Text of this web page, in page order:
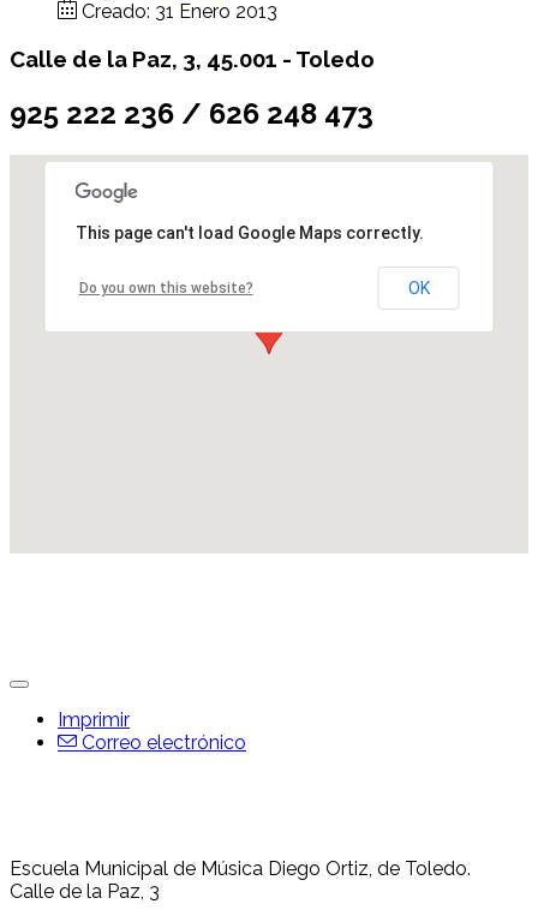
Creado: 31 Enero 2013
Calle de la Paz, 3, 45.001 - Toledo
925 222 236 / 626 248 473
This page can't load Google Maps correctly.
Do you own this website? OK
Imprimir
Correo electrónico
Escuela Municipal de Música Diego Ortiz, de Toledo.
Calle de la Paz, 3